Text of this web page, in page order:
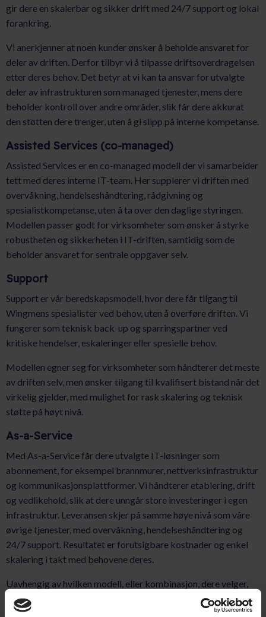
gir dere en skalerbar og sikker drift med 24/7 support og lokal
forankring.
Vi anerkjenner at noen kunder ønsker å beholde ansvaret for
deler av driften. Derfor tilbyr vi å tilpasse driftsoverdragelsen
etter deres behov. Det betyr at vi kan ta ansvar for utvalgte
deler av infrastrukturen som managed tjenester, mens dere
beholder kontroll over andre områder, slik får dere akkurat
den støtten dere trenger, uten å gi slipp på interne kompetanse.
Assisted Services (co-managed)
Assisted Services er en co-managed modell der vi samarbeider
tett med deres interne IT-team. Her supplerer vi driften med
overvåkning, hendelseshåndtering, rådgivning og
spesialistkompetanse, uten å ta over den daglige styringen.
Modellen passer godt for virksomheter som ønsker å styrke
robustheten og sikkerheten i IT-driften, samtidig som de
beholder ansvaret for sentrale oppgaver selv.
Support
Support er vår beredskapsmodell, hvor dere får tilgang til
Wingmens spesialister ved behov, uten å overføre driften. Vi
fungerer som teknisk back-up og sparringspartner ved
kritiske hendelser, eskaleringer eller spesielle behov.
Modellen egner seg for virksomheter som håndterer det meste
av driften selv, men ønsker tilgang til kvalifisert bistand når det
virkelig gjelder, med mulighet for rask skalering og teknisk
støtte på høyt nivå.
As-a-Service
Med As-a-Service får dere utvalgte IT-løsninger som
abonnement, for eksempel brannmurer, nettverksinfrastruktur
og kommunikasjonsplattformer. Vi håndterer etablering, drift
og vedlikehold, slik at dere unngår store investeringer i egen
infrastruktur. Leveransen skjer på samme høye nivå som våre
øvrige tjenester, med overvåkning, hendelseshåndtering og
24/7 support. Resultatet er forutsigbare kostnader og enkel
skalering i takt med behovene deres.
Uavhengig av hvilken modell, eller kombinasjon, dere velger,
bygger våre IT-tjenester på partnerskap og gjensidig tillit,
dokumentert forretningsverdi og transparens, samt